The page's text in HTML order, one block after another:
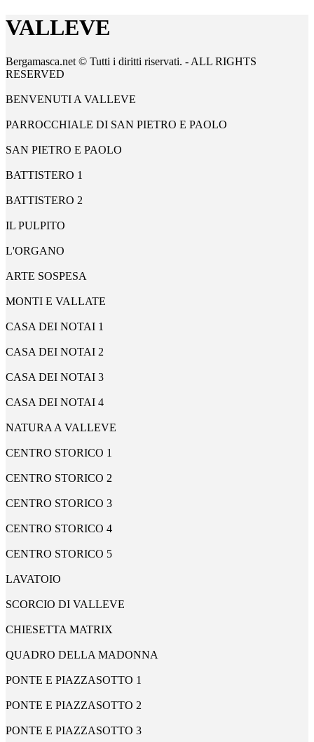
VALLEVE
Bergamasca.net © Tutti i diritti riservati. - ALL RIGHTS
RESERVED
BENVENUTI A VALLEVE
PARROCCHIALE DI SAN PIETRO E PAOLO
SAN PIETRO E PAOLO
BATTISTERO 1
BATTISTERO 2
IL PULPITO
L'ORGANO
ARTE SOSPESA
MONTI E VALLATE
CASA DEI NOTAI 1
CASA DEI NOTAI 2
CASA DEI NOTAI 3
CASA DEI NOTAI 4
NATURA A VALLEVE
CENTRO STORICO 1
CENTRO STORICO 2
CENTRO STORICO 3
CENTRO STORICO 4
CENTRO STORICO 5
LAVATOIO
SCORCIO DI VALLEVE
CHIESETTA MATRIX
QUADRO DELLA MADONNA
PONTE E PIAZZASOTTO 1
PONTE E PIAZZASOTTO 2
PONTE E PIAZZASOTTO 3